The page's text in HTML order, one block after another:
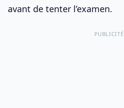
avant de tenter l’examen.
PUBLICITÉ